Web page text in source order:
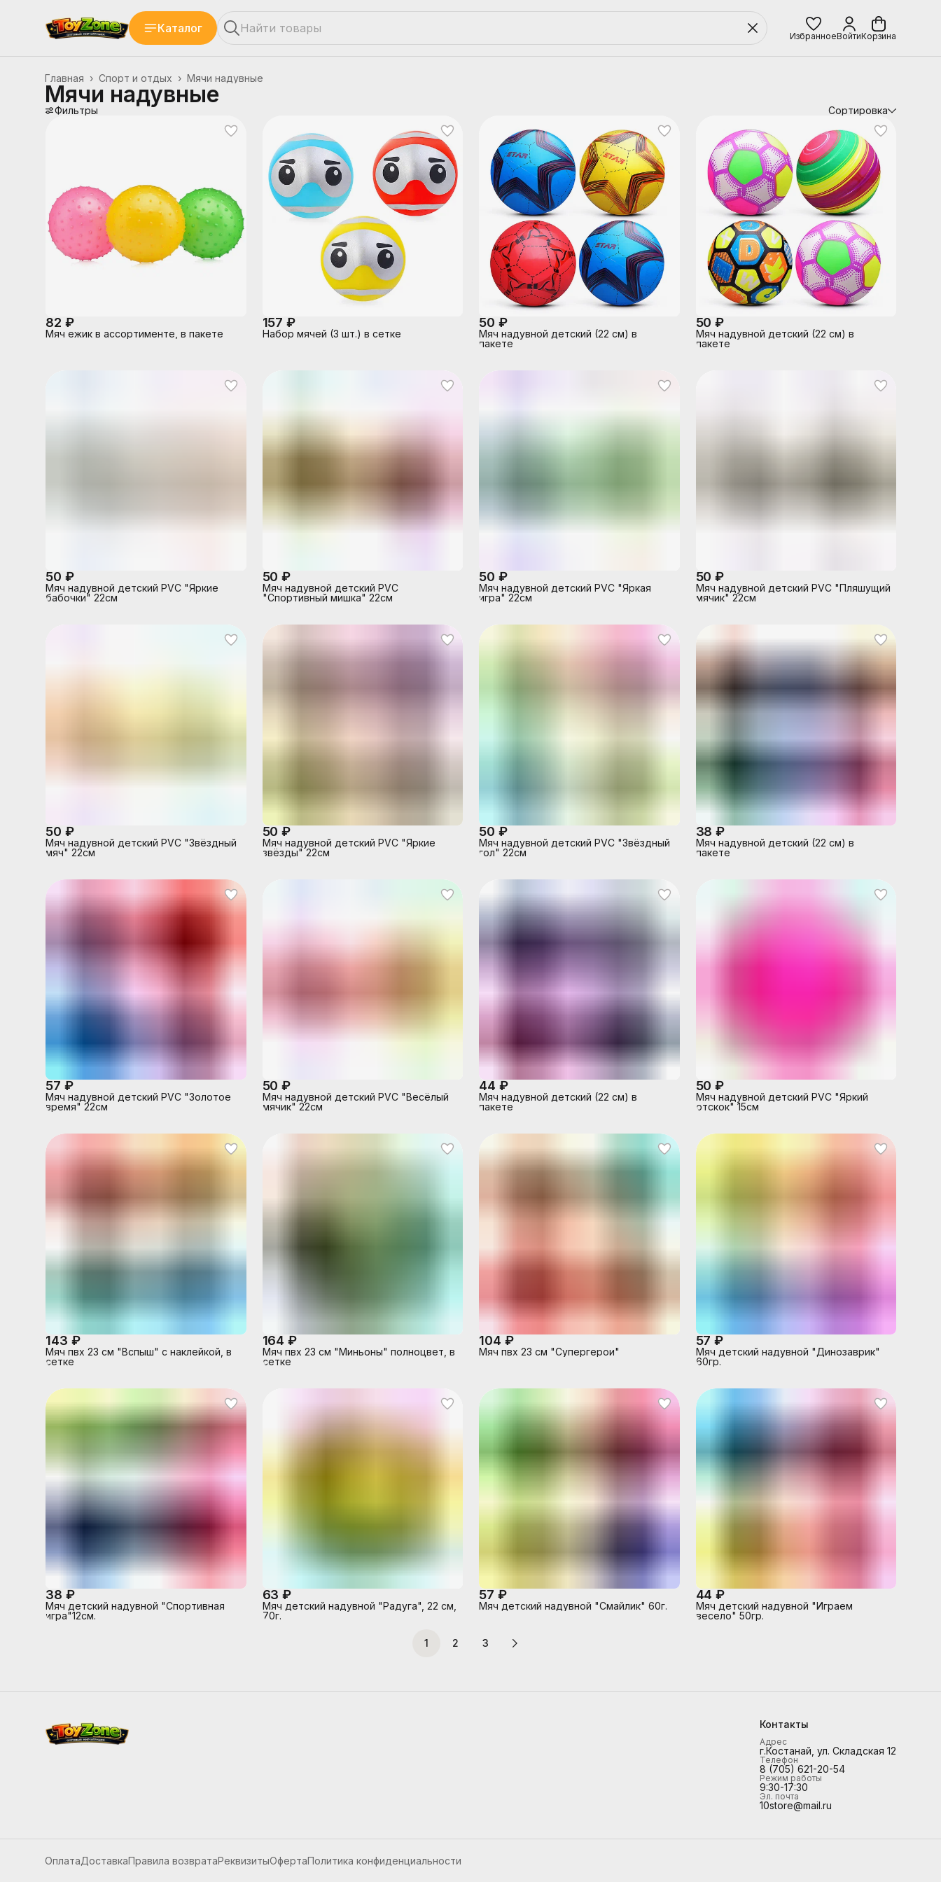
Каталог
ИзбранноеВойтиКорзина
Мячи надувные
Спорт и отдых ›
Главная ›
Мячи надувные
Фильтры Сортировка
82 ₽
Мяч ежик в ассортименте, в пакете
157 ₽
Набор мячей (3 шт.) в сетке
50 ₽
Мяч надувной детский (22 см) в
пакете
50 ₽
Мяч надувной детский (22 см) в
пакете
50 ₽
Мяч надувной детский PVC "Яркие
бабочки" 22см
50 ₽
Мяч надувной детский PVC
"Спортивный мишка" 22см
50 ₽
Мяч надувной детский PVC "Яркая
игра" 22см
50 ₽
Мяч надувной детский PVC "Пляшущий
мячик" 22см
50 ₽
Мяч надувной детский PVC "Звёздный
мяч" 22см
50 ₽
Мяч надувной детский PVC "Яркие
звёзды" 22см
50 ₽
Мяч надувной детский PVC "Звёздный
гол" 22см
38 ₽
Мяч надувной детский (22 см) в
пакете
57 ₽
Мяч надувной детский PVC "Золотое
время" 22см
50 ₽
Мяч надувной детский PVC "Весёлый
мячик" 22см
44 ₽
Мяч надувной детский (22 см) в
пакете
50 ₽
Мяч надувной детский PVC "Яркий
отскок" 15см
143 ₽
Мяч пвх 23 см "Вспыш" с наклейкой, в
сетке
164 ₽
Мяч пвх 23 см "Миньоны" полноцвет, в
сетке
104 ₽
Мяч пвх 23 см "Супергерои"
57 ₽
Мяч детский надувной "Динозаврик"
60гр.
38 ₽
Мяч детский надувной "Спортивная
игра"12см.
63 ₽
Мяч детский надувной "Радуга", 22 см,
70г.
57 ₽
Мяч детский надувной "Смайлик" 60г.
44 ₽
Мяч детский надувной "Играем
весело" 50гр.
1 2 3
Контакты
Адрес
г.Костанай, ул. Складская 12
Телефон
8 (705) 621-20-54
Режим работы
9:30-17:30
Эл. почта
10store@mail.ru
ОплатаДоставкаПравила возвратаРеквизитыОфертаПолитика конфиденциальности